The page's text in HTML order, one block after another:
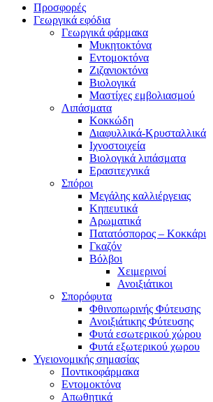
Προσφορές
Γεωργικά εφόδια
Γεωργικά φάρμακα
Μυκητοκτόνα
Εντομοκτόνα
Ζιζανιοκτόνα
Βιολογικά
Μαστίχες εμβολιασμού
Λιπάσματα
Κοκκώδη
Διαφυλλικά-Κρυσταλλικά
Ιχνοστοιχεία
Βιολογικά λιπάσματα
Ερασιτεχνικά
Σπόροι
Μεγάλης καλλιέργειας
Κηπευτικά
Αρωματικά
Πατατόσπορος – Κοκκάρι
Γκαζόν
Βόλβοι
Χειμερινοί
Ανοιξιάτικοι
Σπορόφυτα
Φθινοπωρινής Φύτευσης
Ανοιξιάτικης Φύτευσης
Φυτά εσωτερικού χώρου
Φυτά εξωτερικού χωρου
Υγειονομικής σημασίας
Ποντικοφάρμακα
Εντομοκτόνα
Απωθητικά